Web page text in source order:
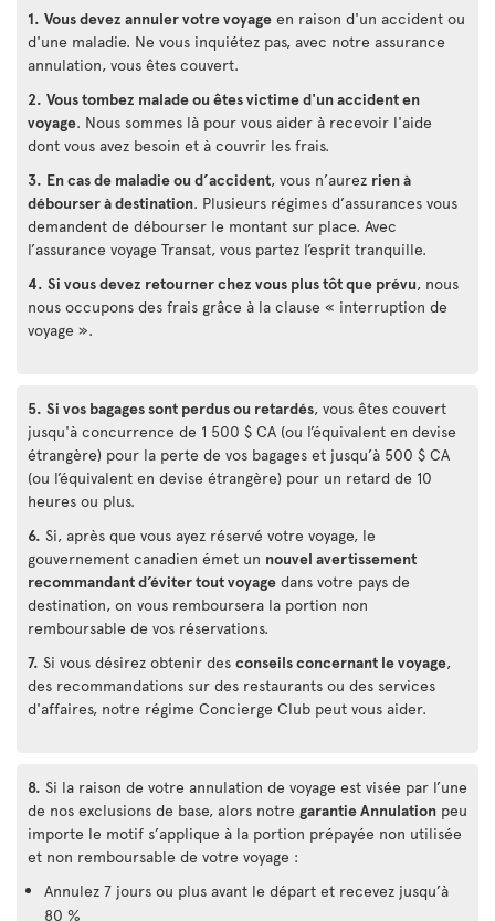
1. Vous devez annuler votre voyage en raison d'un accident ou
d'une maladie. Ne vous inquiétez pas, avec notre assurance
annulation, vous êtes couvert.
2. Vous tombez malade ou êtes victime d'un accident en
voyage. Nous sommes là pour vous aider à recevoir l'aide
dont vous avez besoin et à couvrir les frais.
3. En cas de maladie ou d’accident, vous n’aurez rien à
débourser à destination. Plusieurs régimes d’assurances vous
demandent de débourser le montant sur place. Avec
l’assurance voyage Transat, vous partez l’esprit tranquille.
4. Si vous devez retourner chez vous plus tôt que prévu, nous
nous occupons des frais grâce à la clause « interruption de
voyage ».
5. Si vos bagages sont perdus ou retardés, vous êtes couvert
jusqu'à concurrence de 1 500 $ CA (ou l’équivalent en devise
étrangère) pour la perte de vos bagages et jusqu’à 500 $ CA
(ou l’équivalent en devise étrangère) pour un retard de 10
heures ou plus.
6. Si, après que vous ayez réservé votre voyage, le
gouvernement canadien émet un nouvel avertissement
recommandant d’éviter tout voyage dans votre pays de
destination, on vous remboursera la portion non
remboursable de vos réservations.
7. Si vous désirez obtenir des conseils concernant le voyage,
des recommandations sur des restaurants ou des services
d'affaires, notre régime Concierge Club peut vous aider.
8. Si la raison de votre annulation de voyage est visée par l’une
de nos exclusions de base, alors notre garantie Annulation peu
importe le motif s’applique à la portion prépayée non utilisée
et non remboursable de votre voyage :
Annulez 7 jours ou plus avant le départ et recevez jusqu’à
80 %